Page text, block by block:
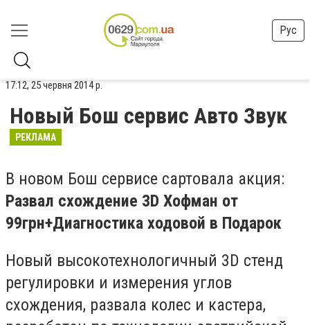
Рус
17:12, 25 червня 2014 р.
Новый Бош сервис Авто Звук
РЕКЛАМА
В новом Бош сервисе сартовала акция:
Развал схождение 3D Хофман от
99грн+Диагностика ходовой в Подарок
Новый высокотехнологичный 3D стенд
регулировки и измерения углов
схождения, развала колес и кастера,